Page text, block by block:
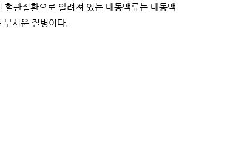
관질환으로 알려져 있는 대동맥류는 대동맥
무서운 질병이다.